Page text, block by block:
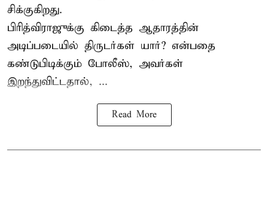
சிக்குகிறது.
பிரித்விராஜுக்கு கிடைத்த ஆதாரத்தின்
அடிப்படையில் திருடர்கள் யார்? என்பதை
கண்டுபிடிக்கும் போலீஸ், அவர்கள்
இறந்துவிட்டதால், ...
Read More